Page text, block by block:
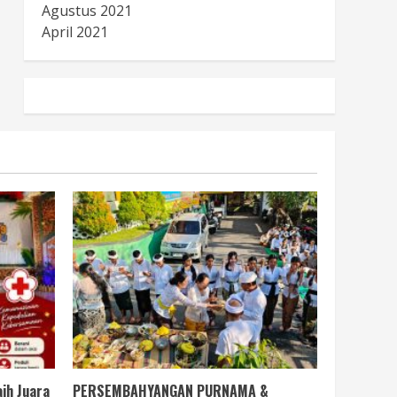
Agustus 2021
April 2021
Juara PERSEMBAHYANGAN PURNAMA &